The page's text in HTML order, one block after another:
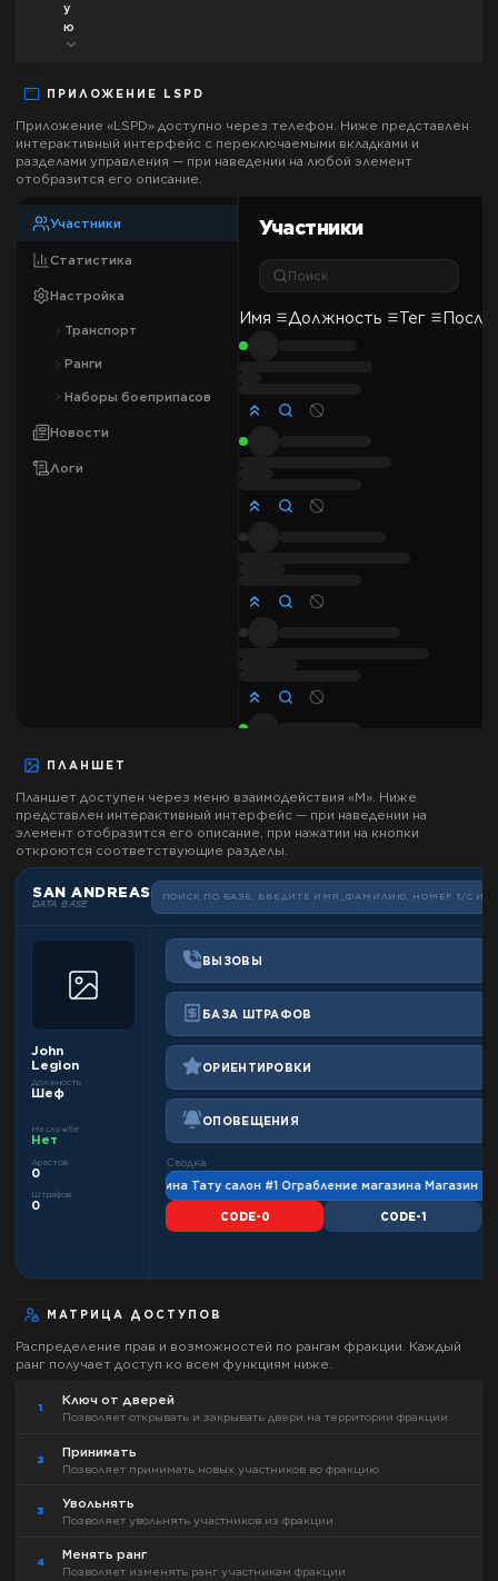
у
ю
ПРИЛОЖЕНИЕ LSPD
Приложение «LSPD» доступно через телефон. Ниже представлен
интерактивный интерфейс с переключаемыми вкладками и
разделами управления — при наведении на любой элемент
отобразится его описание.
Участники
Статистика
Настройка
Транспорт
Ранги
Наборы боеприпасов
Новости
Логи
Участники
Поиск
Имя Должность Тег
ПЛАНШЕТ
Планшет доступен через меню взаимодействия «М». Ниже
представлен интерактивный интерфейс — при наведении на
элемент отобразится его описание, при нажатии на кнопки
откроются соответствующие разделы.
SAN ANDREAS
DATA BASE
ПОИСК ПО БАЗЕ, ВВЕДИТЕ ИМЯ_ФАМИЛИЮ, НОМЕР Т/С
John
Legion
Должность
Шеф
На службе
Нет
Арестов
0
Штрафов
0
ВЫЗОВЫ
БАЗА ШТРАФОВ
ОРИЕНТИРОВКИ
ОПОВЕЩЕНИЯ
Сводка
магазина Тату салон #1 Ограбление магазина Магазин
CODE-0 CODE-1
МАТРИЦА ДОСТУПОВ
Распределение прав и возможностей по рангам фракции. Каждый
ранг получает доступ ко всем функциям ниже.
1 Ключ от дверей
Позволяет открывать и закрывать двери на территории фракции
2 Принимать
Позволяет принимать новых участников во фракцию
3 Увольнять
Позволяет увольнять участников из фракции
4 Менять ранг
Позволяет изменять ранг участникам фракции